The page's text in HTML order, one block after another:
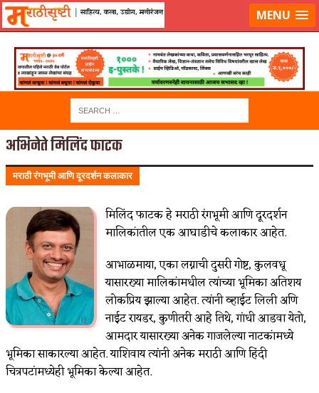
लॉग-इन करा|लेखक नोंदणी करा MENU
अभिनेते मिलिंद फाटक
मराठी रंगभूमी आणि दूरदर्शन कलाकार
मिलिंद फाटक हे मराठी रंगभूमी आणि दूरदर्शन
मालिकांतील एक आघाडीचे कलाकार आहेत.
आभाळमाया, एका लग्नाची दुसरी गोष्ट, कुलवधू
यासारख्या मालिकांमधील त्यांच्या भूमिका अतिशय
लोकप्रिय झाल्या आहेत. त्यांनी व्हाईट लिली अणि
नाईट रायडर, कुणीतरी आहे तिथे, गांधी आडवा येतो,
आमदार यासारख्या अनेक गाजलेल्या नाटकांमध्ये
भूमिका साकारल्या आहेत. याशिवाय त्यांनी अनेक मराठी आणि हिंदी
चित्रपटांमध्येही भूमिका केल्या आहेत.